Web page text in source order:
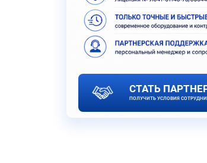
СТАТЬ
ПОЛУЧИТЬ УСЛОВИЯ